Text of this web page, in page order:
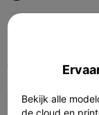
K2
Bekijk alle
de cloud en